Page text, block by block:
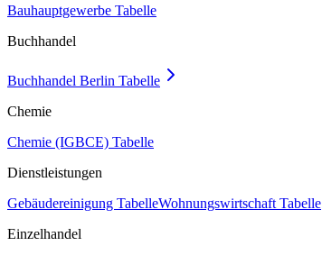
Bauhauptgewerbe Tabelle
Buchhandel
Buchhandel Berlin Tabelle
Chemie
Chemie (IGBCE) Tabelle
Dienstleistungen
Gebäudereinigung TabelleWohnungswirtschaft Tabelle
Einzelhandel